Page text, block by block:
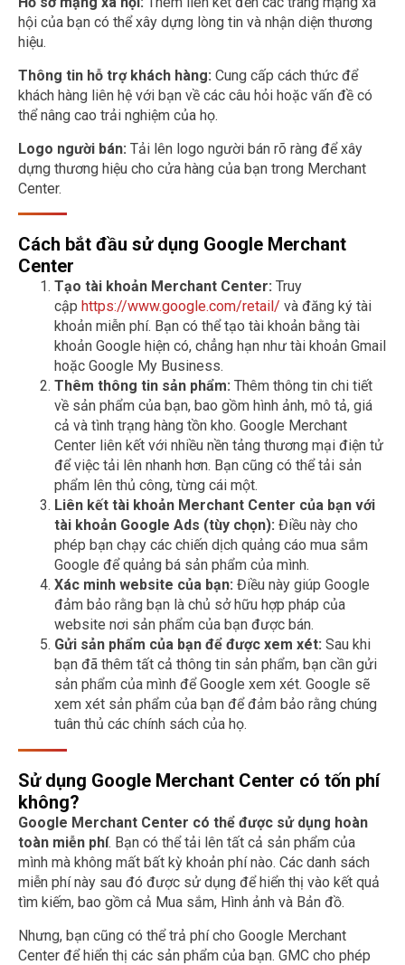
hội của bạn có thể xây dựng lòng tin và nhận diện thương
hiệu.
Thông tin hỗ trợ khách hàng: Cung cấp cách thức để
khách hàng liên hệ với bạn về các câu hỏi hoặc vấn đề có
thể nâng cao trải nghiệm của họ.
Logo người bán: Tải lên logo người bán rõ ràng để xây
dựng thương hiệu cho cửa hàng của bạn trong Merchant
Center.
Cách bắt đầu sử dụng Google Merchant
Center
Tạo tài khoản Merchant Center: Truy
cập https://www.google.com/retail/ và đăng ký tài
khoản miễn phí. Bạn có thể tạo tài khoản bằng tài
khoản Google hiện có, chẳng hạn như tài khoản Gmail
hoặc Google My Business.
Thêm thông tin sản phẩm: Thêm thông tin chi tiết
về sản phẩm của bạn, bao gồm hình ảnh, mô tả, giá
cả và tình trạng hàng tồn kho. Google Merchant
Center liên kết với nhiều nền tảng thương mại điện tử
để việc tải lên nhanh hơn. Bạn cũng có thể tải sản
phẩm lên thủ công, từng cái một.
Liên kết tài khoản Merchant Center của bạn với
tài khoản Google Ads (tùy chọn): Điều này cho
phép bạn chạy các chiến dịch quảng cáo mua sắm
Google để quảng bá sản phẩm của mình.
Xác minh website của bạn: Điều này giúp Google
đảm bảo rằng bạn là chủ sở hữu hợp pháp của
website nơi sản phẩm của bạn được bán.
Gửi sản phẩm của bạn để được xem xét: Sau khi
bạn đã thêm tất cả thông tin sản phẩm, bạn cần gửi
sản phẩm của mình để Google xem xét. Google sẽ
xem xét sản phẩm của bạn để đảm bảo rằng chúng
tuân thủ các chính sách của họ.
Sử dụng Google Merchant Center có tốn phí
không?
Google Merchant Center có thể được sử dụng hoàn
toàn miễn phí. Bạn có thể tải lên tất cả sản phẩm của
mình mà không mất bất kỳ khoản phí nào. Các danh sách
miễn phí này sau đó được sử dụng để hiển thị vào kết quả
tìm kiếm, bao gồm cả Mua sắm, Hình ảnh và Bản đồ.
Nhưng, bạn cũng có thể trả phí cho Google Merchant
Center để hiển thị các sản phẩm của bạn. GMC cho phép